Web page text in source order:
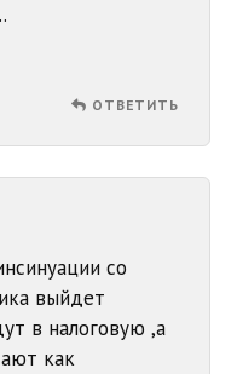
ОТВЕТИТЬ
со
выйдет
в налоговую ,а
как